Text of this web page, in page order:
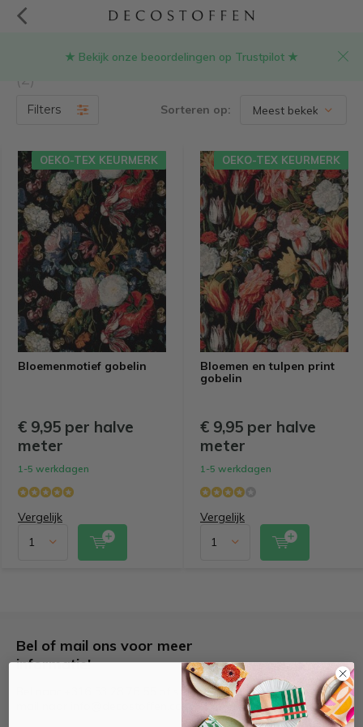
★ Bekijk onze beoordelingen op Trustpilot ★
Producten getagd met gobelin stof rozen
(2)
Filters Sorteren op:
Bloemenmotief gobelin
OEKO-TEX KEURMERK
€ 9,95 per halve
meter
1-5 werkdagen
Vergelijk
Bloemen en tulpen print
gobelin
OEKO-TEX KEURMERK
€ 9,95 per halve
meter
1-5 werkdagen
Vergelijk
Bel of mail ons voor meer
informatie!
Bel naar +316 53 28 76 55 of stuur een e-